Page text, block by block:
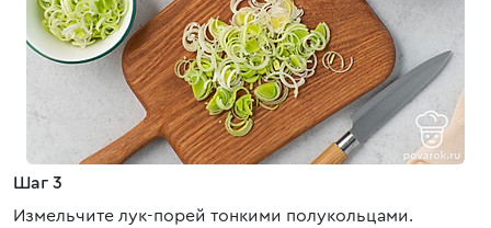
Шаг 3
Измельчите лук-порей тонкими полукольцами.